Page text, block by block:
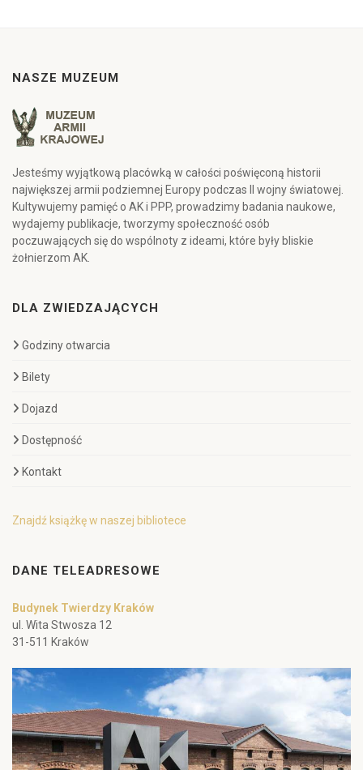
NASZE MUZEUM
Jesteśmy wyjątkową placówką w całości poświęconą historii
największej armii podziemnej Europy podczas II wojny światowej.
Kultywujemy pamięć o AK i PPP, prowadzimy badania naukowe,
wydajemy publikacje, tworzymy społeczność osób
poczuwających się do wspólnoty z ideami, które były bliskie
żołnierzom AK.
DLA ZWIEDZAJĄCYCH
Godziny otwarcia
Bilety
Dojazd
Dostępność
Kontakt
Znajdź książkę w naszej bibliotece
DANE TELEADRESOWE
Budynek Twierdzy Kraków
ul. Wita Stwosza 12
31-511 Kraków